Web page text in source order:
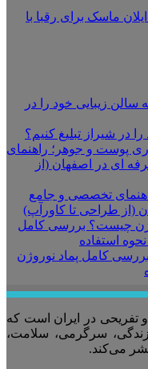
ایلان ماسک برای رقبا با
سالن زیبایی خود را در
در شیراز تبلیغ کنیم؟
پوست و جوهر؛ راهنمای
ای در اصفهان (از
تخصصی و جامع
(از طراحی تا کاورآپ)
چیست؟ بررسی کامل
نحوه استفاده
کامل پماد نوروژن
تفریحی در ایران است که
سبک زندگی، سرگرمی، سلامت،
می‌کند.